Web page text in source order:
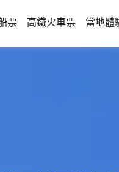
票 高鐵火車票 當地體